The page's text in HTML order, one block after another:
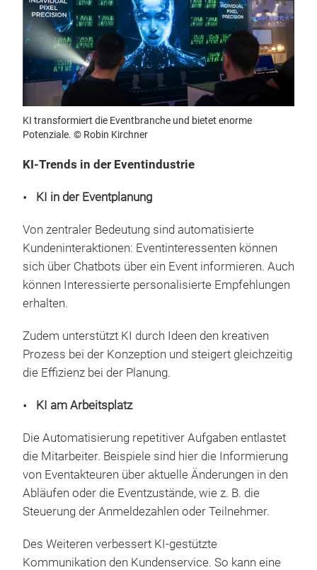
KI transformiert die Eventbranche und bietet enorme
Potenziale. © Robin Kirchner
KI-Trends in der Eventindustrie
KI in der Eventplanung
Von zentraler Bedeutung sind automatisierte
Kundeninteraktionen: Eventinteressenten können
sich über Chatbots über ein Event informieren. Auch
können Interessierte personalisierte Empfehlungen
erhalten.
Zudem unterstützt KI durch Ideen den kreativen
Prozess bei der Konzeption und steigert gleichzeitig
die Effizienz bei der Planung.
KI am Arbeitsplatz
Die Automatisierung repetitiver Aufgaben entlastet
die Mitarbeiter. Beispiele sind hier die Informierung
von Eventakteuren über aktuelle Änderungen in den
Abläufen oder die Eventzustände, wie z. B. die
Steuerung der Anmeldezahlen oder Teilnehmer.
Des Weiteren verbessert KI-gestützte
Kommunikation den Kundenservice. So kann eine